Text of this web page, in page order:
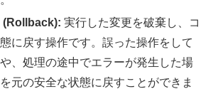
(Rollback): 実行した変更を破棄し、コ
に戻す操作です。誤った操作をして
、処理の途中でエラーが発生した場
元の安全な状態に戻すことができま